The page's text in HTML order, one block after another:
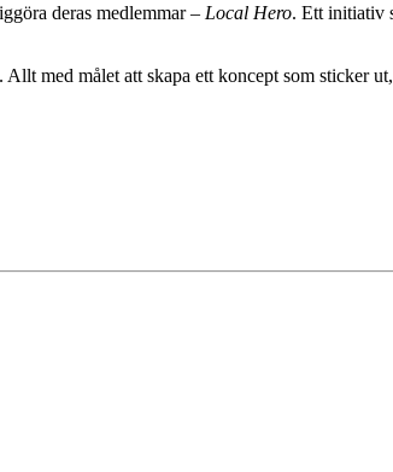
deras medlemmar – Local Hero. Ett initiativ
med målet att skapa ett koncept som sticker